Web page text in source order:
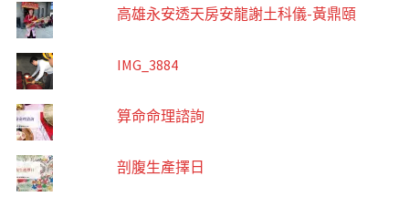
高雄永安透天房安龍謝土科儀-黃鼎頤
IMG_3884
算命命理諮詢
剖腹生產擇日